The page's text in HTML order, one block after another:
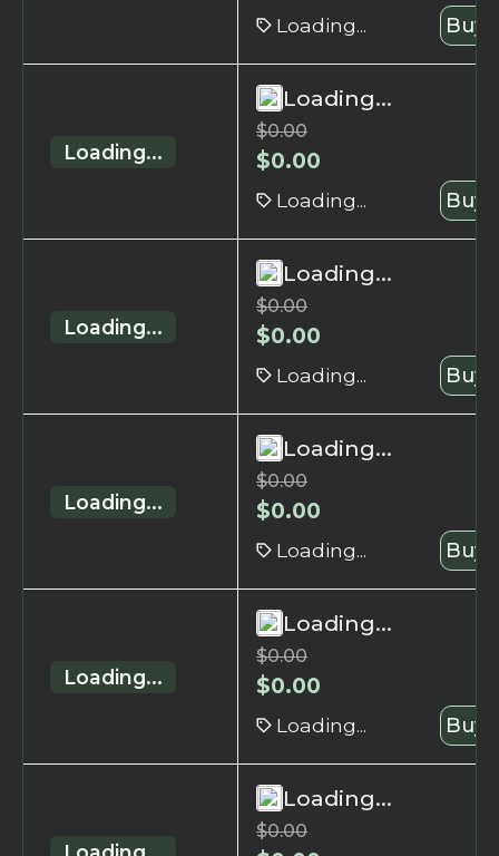
Loading... Buy
Loading...
Loading...
$0.00
$0.00
Loading... Buy
Loading...
Loading...
$0.00
$0.00
Loading... Buy
Loading...
Loading...
$0.00
$0.00
Loading... Buy
Loading...
Loading...
$0.00
$0.00
Loading... Buy
Loading...
$0.00